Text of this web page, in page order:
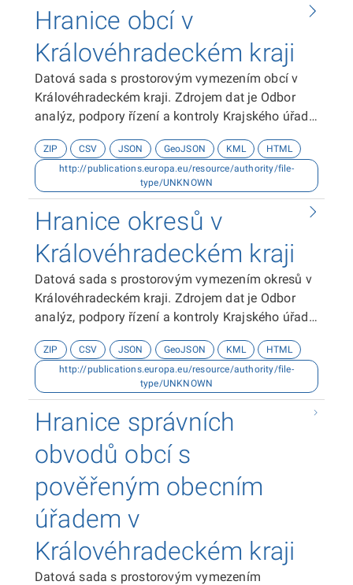
Hranice obcí v
Královéhradeckém kraji
Datová sada s prostorovým vymezením obcí v
Královéhradeckém kraji. Zdrojem dat je Odbor
analýz, podpory řízení a kontroly Krajského úřadu
ZIP CSV JSON GeoJSON KML
HTML
http://publications.europa.eu/resource/authority/file-
type/UNKNOWN
Hranice okresů v
Královéhradeckém kraji
Datová sada s prostorovým vymezením okresů v
Královéhradeckém kraji. Zdrojem dat je Odbor
analýz, podpory řízení a kontroly Krajského úřadu
ZIP CSV JSON GeoJSON KML
HTML
http://publications.europa.eu/resource/authority/file-
type/UNKNOWN
Hranice správních
obvodů obcí s
pověřeným obecním
úřadem v
Královéhradeckém kraji
Datová sada s prostorovým vymezením